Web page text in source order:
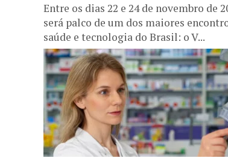
Entre os dias 22 e 24 de novembro de
será palco de um dos maiores
saúde e tecnologia do Brasil: o V...